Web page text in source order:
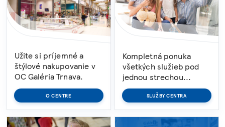
Užite si príjemné a
štýlové nakupovanie v
OC Galéria Trnava.
O CENTRE
Kompletná ponuka
všetkých služieb pod
jednou strechou...
SLUŽBY CENTRA